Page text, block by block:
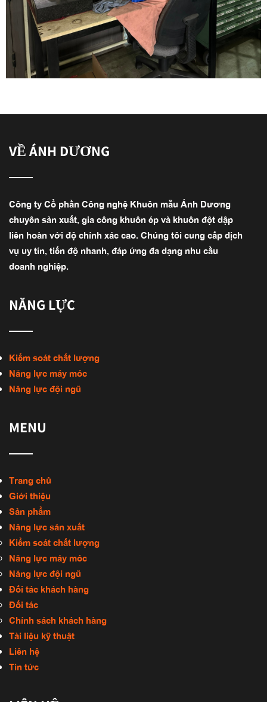
VỀ ÁNH DƯƠNG
Công ty Cổ phần Công nghệ Khuôn mẫu Ánh Dương
chuyên sản xuất, gia công khuôn ép và khuôn đột dập
liên hoàn với độ chính xác cao. Chúng tôi cung cấp dịch
vụ uy tín, tiến độ nhanh, đáp ứng đa dạng nhu cầu
doanh nghiệp.
NĂNG LỰC
Kiểm soát chất lượng
Năng lực máy móc
Năng lực đội ngũ
MENU
Trang chủ
Giới thiệu
Sản phẩm
Năng lực sản xuất
Kiểm soát chất lượng
Năng lực máy móc
Năng lực đội ngũ
Đối tác khách hàng
Đối tác
Chính sách khách hàng
Tài liệu kỹ thuật
Liên hệ
Tin tức